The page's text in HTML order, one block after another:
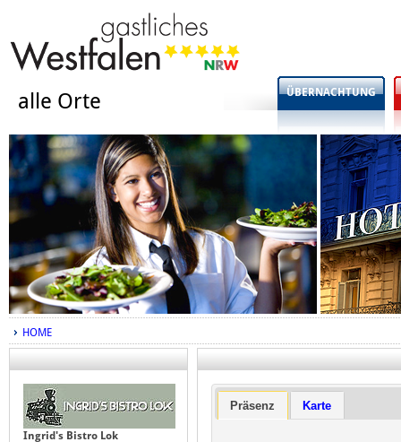
alle Orte ÜBERNACHTUNG
HOME
Ingrid's Bistro Lok
Präsenz Karte